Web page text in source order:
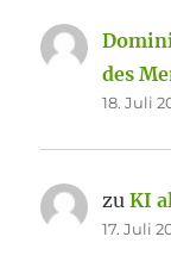
des
18. Juli
zuKI
17. Juli